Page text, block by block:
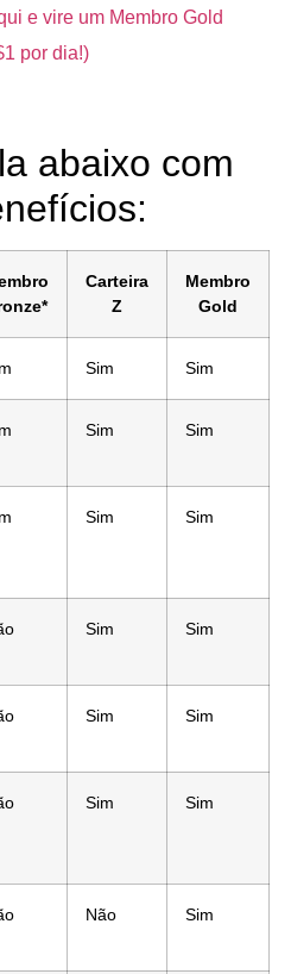
e vire um Membro Gold
por dia!)
abaixo com
Carteira
Z
Membro
Gold
Sim Sim
Sim Sim
Sim Sim
Sim Sim
Sim Sim
Sim Sim
Não Sim